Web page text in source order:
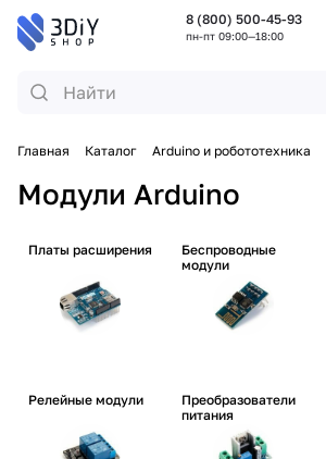
8 (800) 500-45-93
пн-пт 09:00—18:00
Главная Каталог Arduino и робототехника
Модули Arduino
Платы расширения
Беспроводные
модули
Релейные модули
Преобразователи
питания